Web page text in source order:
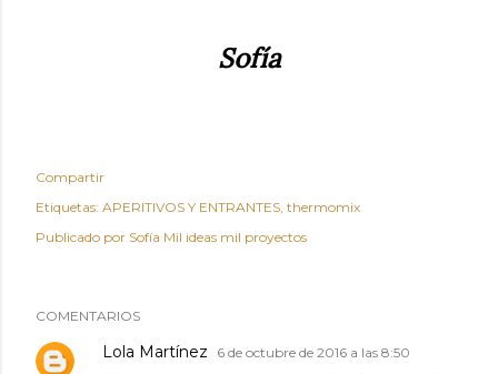
Sofía
Compartir
Etiquetas: APERITIVOS Y ENTRANTES thermomix
Publicado por Sofía Mil ideas mil proyectos
COMENTARIOS
Lola Martínez 6 de octubre de 2016 a las 8:50